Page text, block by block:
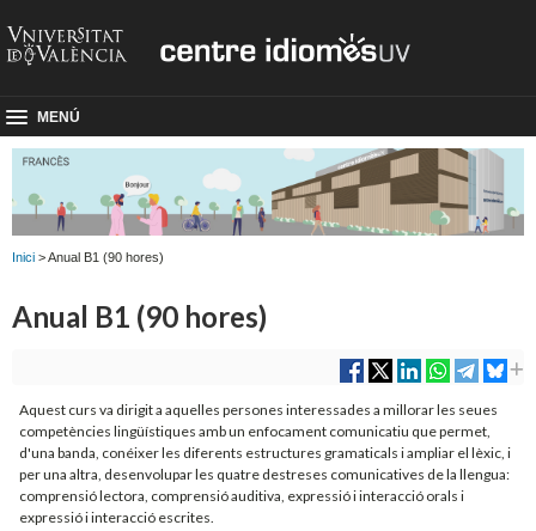
MENÚ
Inici > Anual B1 (90 hores)
Anual B1 (90 hores)
Aquest curs va dirigit a aquelles persones interessades a millorar les seues
competències lingüístiques amb un enfocament comunicatiu que permet,
d'una banda, conéixer les diferents estructures gramaticals i ampliar el lèxic, i
per una altra, desenvolupar les quatre destreses comunicatives de la llengua:
comprensió lectora, comprensió auditiva, expressió i interacció orals i
expressió i interacció escrites.